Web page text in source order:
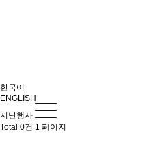
한국어
ENGLISH
지난행사
Total 0건 1 페이지